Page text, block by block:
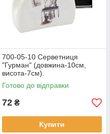
700-05-10 Серветниця
"Гурман" (довжина-10см,
висота-7см).
Готово до відправки
72 ₴
Купити